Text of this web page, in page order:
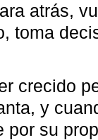
atrás,
toma
crecido
y
por su